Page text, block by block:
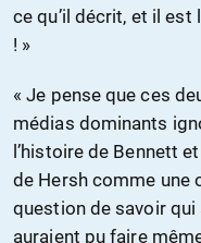
ce qu’il décrit, et il est
! »
« Je pense que ces
médias dominants
l’histoire de Bennett
de Hersh comme une
question de savoir qui
auraient pu faire